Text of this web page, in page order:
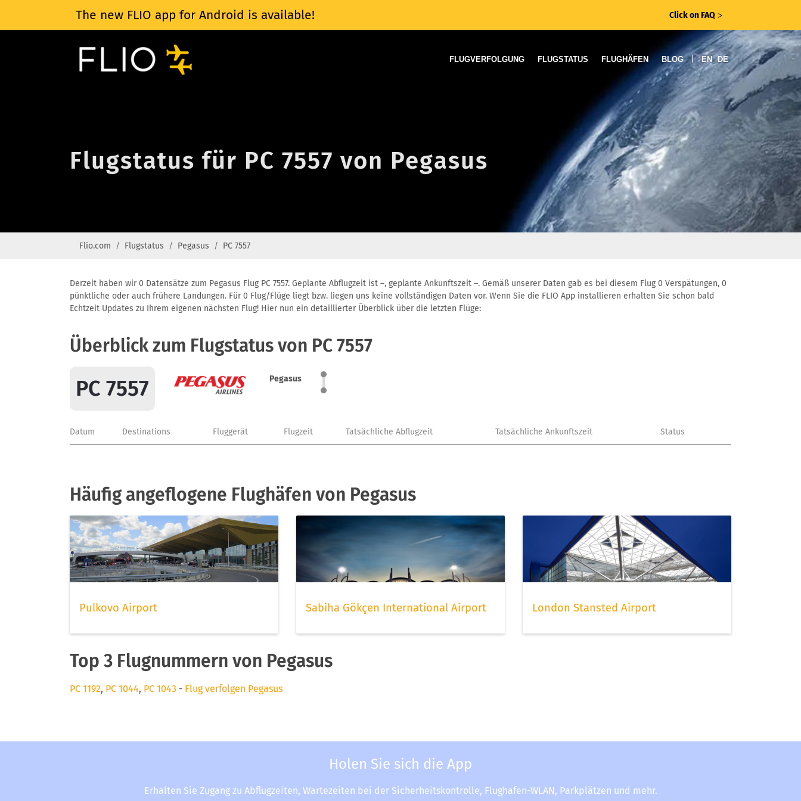
The new FLIO app for Android is available! Click on FAQ ᐳ
FLUGVERFOLGUNG FLUGSTATUS FLUGHÄFEN BLOG | EN DE
Flugstatus für PC 7557 von Pegasus
Flio.com Flugstatus Pegasus PC 7557
Derzeit haben wir 0 Datensätze zum Pegasus Flug PC 7557. Geplante Abflugzeit ist –, geplante Ankunftszeit –. Gemäß unserer Daten gab es bei diesem Flug 0 Verspätungen, 0
pünktliche oder auch frühere Landungen. Für 0 Flug/Flüge liegt bzw. liegen uns keine vollständigen Daten vor. Wenn Sie die FLIO App installieren erhalten Sie schon bald
Echtzeit Updates zu Ihrem eigenen nächsten Flug! Hier nun ein detaillierter Überblick über die letzten Flüge:
Überblick zum Flugstatus von PC 7557
PC 7557 Pegasus
Datum Destinations Fluggerät Flugzeit Tatsächliche Abflugzeit Tatsächliche Ankunftszeit Status
Häufig angeflogene Flughäfen von Pegasus
Pulkovo Airport Sabiha Gökçen International Airport London Stansted Airport
Top 3 Flugnummern von Pegasus
PC 1192, PC 1044, PC 1043 - Flug verfolgen Pegasus
Holen Sie sich die App
Erhalten Sie Zugang zu Abflugzeiten, Wartezeiten bei der Sicherheitskontrolle, Flughafen-WLAN, Parkplätzen und mehr.